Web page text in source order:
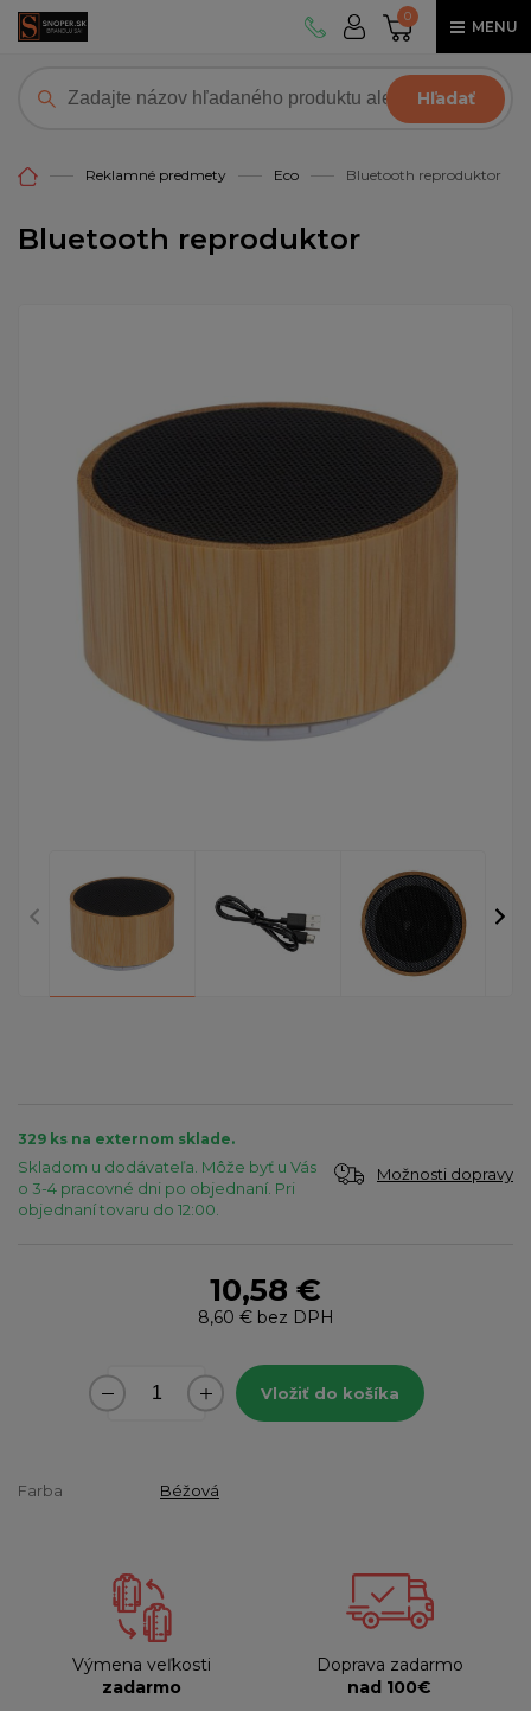
0
MENU
Hľadať
Reklamné predmety Eco Bluetooth reproduktor
Bluetooth reproduktor
329 ks na externom sklade.
Skladom u dodávateľa. Môže byť u Vás
o 3-4 pracovné dni po objednaní. Pri
objednaní tovaru do 12:00.
Možnosti dopravy
10,58 €
8,60 €bez DPH
Vložiť do košíka
Farba Béžová
Výmena veľkosti
zadarmo
Doprava zadarmo
nad 100€